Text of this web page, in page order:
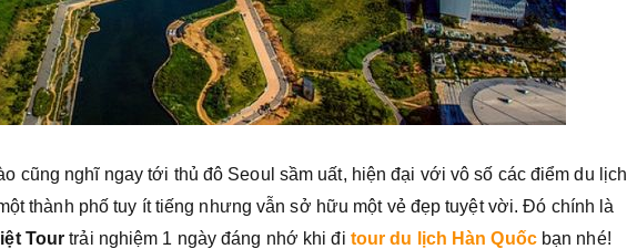
cũng nghĩ ngay tới thủ đô Seoul sầm uất, hiện đại với vô số các điểm du lịch
thành phố tuy ít tiếng nhưng vẫn sở hữu một vẻ đẹp tuyệt vời. Đó chính là
Tour trải nghiệm 1 ngày đáng nhớ khi đi tour du lịch Hàn Quốc bạn nhé!